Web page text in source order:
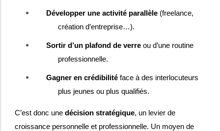
Développer une activité parallèle (freelance,
création d’entreprise…).
Sortir d’un plafond de verre ou d’une routine
professionnelle.
Gagner en crédibilité face à des interlocuteurs
plus jeunes ou plus qualifiés.
C’est donc une décision stratégique, un levier de
croissance personnelle et professionnelle. Un moyen de